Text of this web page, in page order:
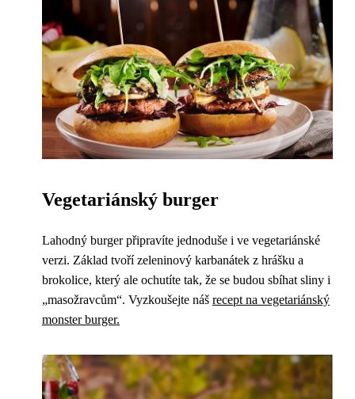
Vegetariánský burger
Lahodný burger připravíte jednoduše i ve vegetariánské
verzi. Základ tvoří zeleninový karbanátek z hrášku a
brokolice, který ale ochutíte tak, že se budou sbíhat sliny i
„masožravcům“. Vyzkoušejte náš recept na vegetariánský
monster burger.